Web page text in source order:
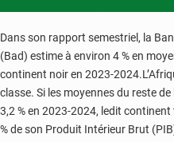
Dans son rapport semestriel, la
(Bad) estime à environ 4 % en
continent noir en 2023-
classe. Si les moyennes du reste
3,2 % en 2023-2024, ledit
% de son Produit Intérieur Brut